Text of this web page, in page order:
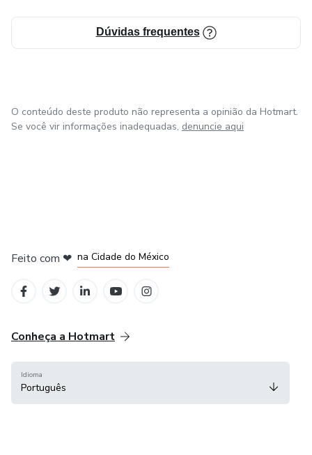
Dúvidas frequentes
O conteúdo deste produto não representa a opinião da Hotmart.
Se você vir informações inadequadas, denuncie aqui
Feito com ❤ na Cidade do México
Conheça a Hotmart
Idioma
Português